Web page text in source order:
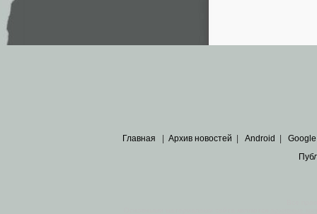
Главная | Архив новостей | Android | Google